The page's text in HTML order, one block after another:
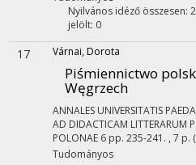
Nyilvános idéző összesen: 2
jelölt: 0
17 Várnai, Dorota
Piśmiennictwo
Węgrzech
ANNALES UNIVERSITATIS
AD DIDACTICAM LITTERARUM
POLONAE 6 pp. 235-241. , 7 p.
Tudományos